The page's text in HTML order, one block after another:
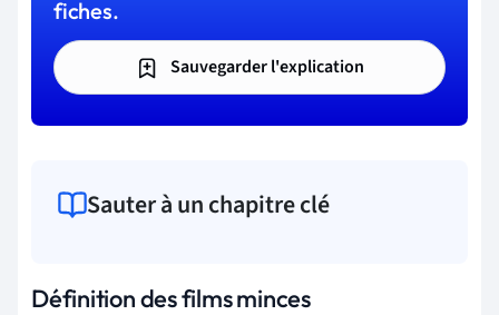
fiches.
Sauvegarder l'explication
Sauter à un chapitre clé
Définition des films minces